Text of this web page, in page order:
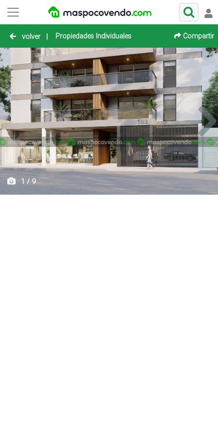
volver | Propiedades Individuales Compartir
1 / 9